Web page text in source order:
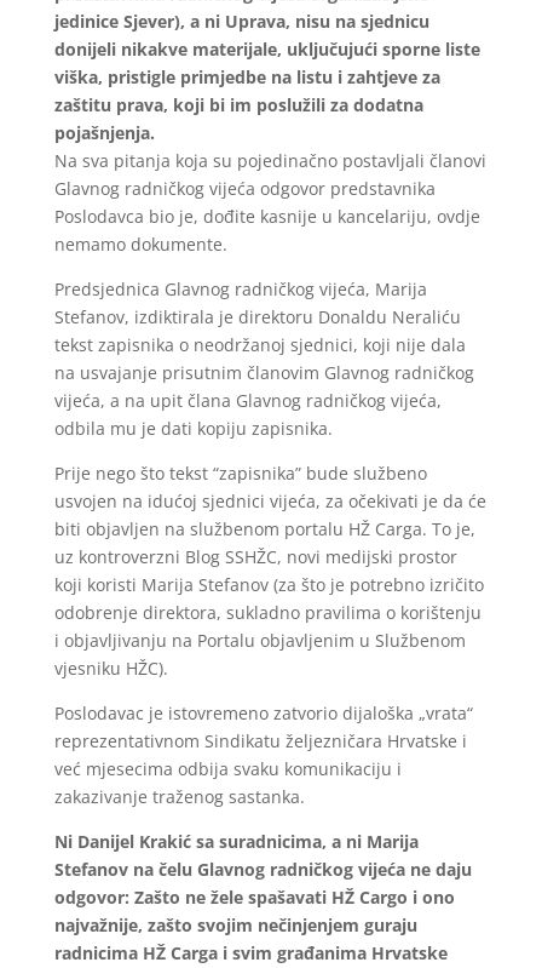
jedinice Sjever), a ni Uprava, nisu na sjednicu
donijeli nikakve materijale, uključujući sporne liste
viška, pristigle primjedbe na listu i zahtjeve za
zaštitu prava, koji bi im poslužili za dodatna
pojašnjenja.
Na sva pitanja koja su pojedinačno postavljali članovi
Glavnog radničkog vijeća odgovor predstavnika
Poslodavca bio je, dođite kasnije u kancelariju, ovdje
nemamo dokumente.
Predsjednica Glavnog radničkog vijeća, Marija
Stefanov, izdiktirala je direktoru Donaldu Neraliću
tekst zapisnika o neodržanoj sjednici, koji nije dala
na usvajanje prisutnim članovim Glavnog radničkog
vijeća, a na upit člana Glavnog radničkog vijeća,
odbila mu je dati kopiju zapisnika.
Prije nego što tekst “zapisnika” bude službeno
usvojen na idućoj sjednici vijeća, za očekivati je da će
biti objavljen na službenom portalu HŽ Carga. To je,
uz kontroverzni Blog SSHŽC, novi medijski prostor
koji koristi Marija Stefanov (za što je potrebno izričito
odobrenje direktora, sukladno pravilima o korištenju
i objavljivanju na Portalu objavljenim u Službenom
vjesniku HŽC).
Poslodavac je istovremeno zatvorio dijaloška „vrata“
reprezentativnom Sindikatu željezničara Hrvatske i
već mjesecima odbija svaku komunikaciju i
zakazivanje traženog sastanka.
Ni Danijel Krakić sa suradnicima, a ni Marija
Stefanov na čelu Glavnog radničkog vijeća ne daju
odgovor: Zašto ne žele spašavati HŽ Cargo i ono
najvažnije, zašto svojim nečinjenjem guraju
radnicima HŽ Carga i svim građanima Hrvatske